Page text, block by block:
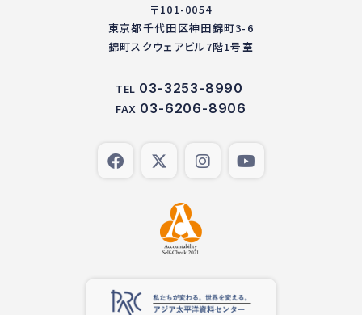
〒101-0054
東京都千代田区神田錦町3-6
錦町スクウェアビル7階1号室
TEL 03-3253-8990
FAX 03-6206-8906